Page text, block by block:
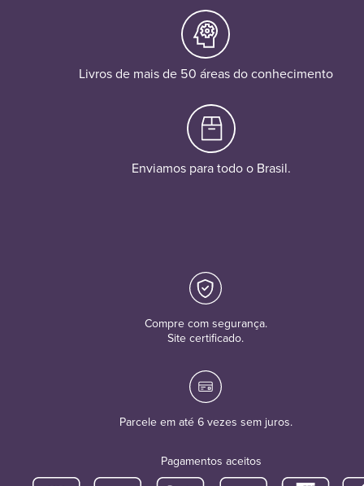
Livros de mais de 50 áreas do conhecimento
Enviamos para todo o Brasil.
Compre com segurança.
Site certificado.
Parcele em até 6 vezes sem juros.
Pagamentos aceitos